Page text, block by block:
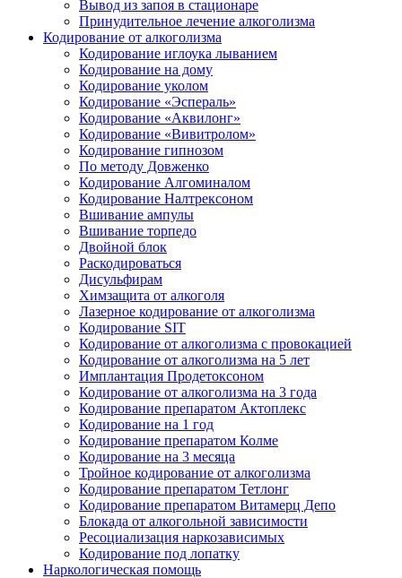
Вывод из запоя в стационаре
Принудительное лечение алкоголизма
Кодирование от алкоголизма
Кодирование иглоука лыванием
Кодирование на дому
Кодирование уколом
Кодирование «Эспераль»
Кодирование «Аквилонг»
Кодирование «Вивитролом»
Кодирование гипнозом
По методу Довженко
Кодирование Алгоминалом
Кодирование Налтрексоном
Вшивание ампулы
Вшивание торпедо
Двойной блок
Раскодироваться
Дисульфирам
Химзащита от алкоголя
Лазерное кодирование от алкоголизма
Кодирование SIT
Кодирование от алкоголизма с провокацией
Кодирование от алкоголизма на 5 лет
Имплантация Продетоксоном
Кодирование от алкоголизма на 3 года
Кодирование препаратом Актоплекс
Кодирование на 1 год
Кодирование препаратом Колме
Кодирование на 3 месяца
Тройное кодирование от алкоголизма
Кодирование препаратом Тетлонг
Кодирование препаратом Витамерц Депо
Блокада от алкогольной зависимости
Ресоциализация наркозависимых
Кодирование под лопатку
Наркологическая помощь